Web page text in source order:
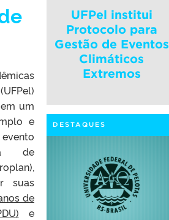
um
e
de
suas
de
e
UFPel institui
Protocolo para
Gestão de Eventos
Climáticos
Extremos
DESTAQUES